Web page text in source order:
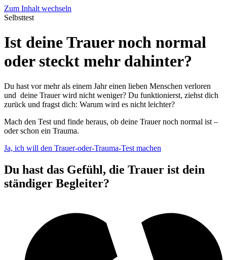
Zum Inhalt wechseln
Selbsttest
Ist deine Trauer noch normal
oder steckt mehr dahinter?
Du hast vor mehr als einem Jahr einen lieben Menschen verloren
und deine Trauer wird nicht weniger? Du funktionierst, ziehst dich
zurück und fragst dich: Warum wird es nicht leichter?
Mach den Test und finde heraus, ob deine Trauer noch normal ist –
oder schon ein Trauma.
Ja, ich will den Trauer-oder-Trauma-Test machen
Du hast das Gefühl, die Trauer ist dein
ständiger Begleiter?